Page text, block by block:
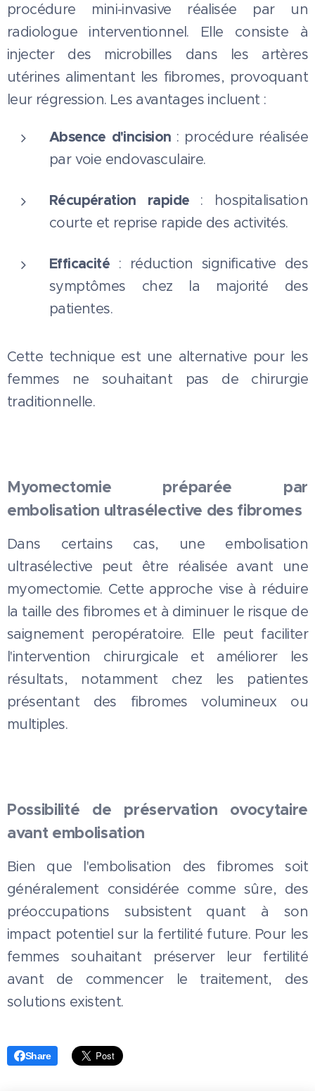
procédure mini-invasive réalisée par un
radiologue interventionnel. Elle consiste à
injecter des microbilles dans les artères
utérines alimentant les fibromes, provoquant
leur régression. Les avantages incluent :
Absence d'incision : procédure réalisée
par voie endovasculaire.
Récupération rapide : hospitalisation
courte et reprise rapide des activités.
Efficacité : réduction significative des
symptômes chez la majorité des
patientes.
Cette technique est une alternative pour les
femmes ne souhaitant pas de chirurgie
traditionnelle.
Myomectomie préparée par
embolisation ultrasélective des fibromes
Dans certains cas, une embolisation
ultrasélective peut être réalisée avant une
myomectomie. Cette approche vise à réduire
la taille des fibromes et à diminuer le risque de
saignement peropératoire. Elle peut faciliter
l'intervention chirurgicale et améliorer les
résultats, notamment chez les patientes
présentant des fibromes volumineux ou
multiples.
Possibilité de préservation ovocytaire
avant embolisation
Bien que l'embolisation des fibromes soit
généralement considérée comme sûre, des
préoccupations subsistent quant à son
impact potentiel sur la fertilité future. Pour les
femmes souhaitant préserver leur fertilité
avant de commencer le traitement, des
solutions existent.
Share